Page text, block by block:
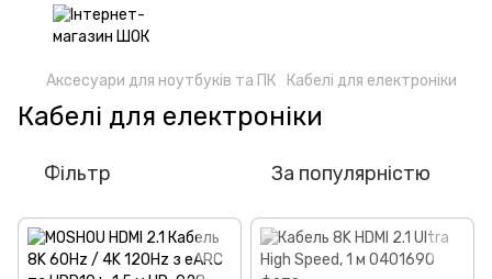
Аксесуари для ноутбуків та ПК Кабелі для електроніки
Кабелі для електроніки
Фільтр За популярністю